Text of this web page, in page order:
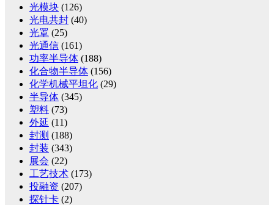
光模块 (126)
光电共封 (40)
光罩 (25)
光通信 (161)
功率半导体 (188)
化合物半导体 (156)
化学机械平坦化 (29)
半导体 (345)
塑料 (73)
外延 (11)
封测 (188)
封装 (343)
展会 (22)
工艺技术 (173)
投融资 (207)
探针卡 (2)